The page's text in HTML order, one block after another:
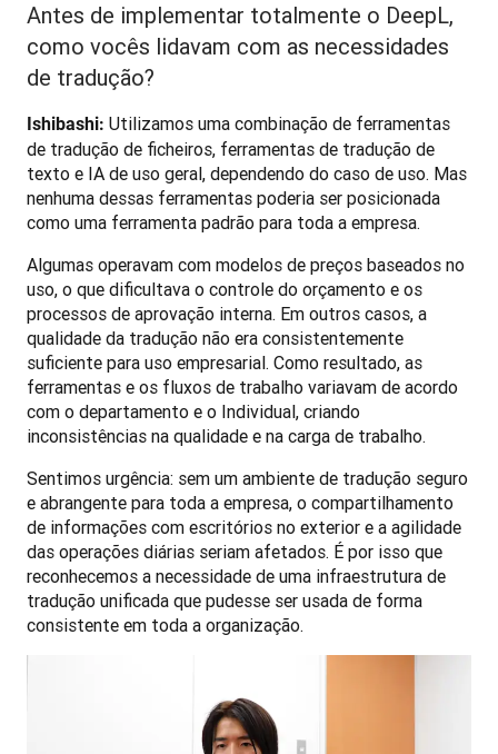
Antes de implementar totalmente o DeepL,
como vocês lidavam com as necessidades
de tradução?
Ishibashi: Utilizamos uma combinação de ferramentas
de tradução de ficheiros, ferramentas de tradução de
texto e IA de uso geral, dependendo do caso de uso. Mas
nenhuma dessas ferramentas poderia ser posicionada
como uma ferramenta padrão para toda a empresa.
Algumas operavam com modelos de preços baseados no
uso, o que dificultava o controle do orçamento e os
processos de aprovação interna. Em outros casos, a
qualidade da tradução não era consistentemente
suficiente para uso empresarial. Como resultado, as
ferramentas e os fluxos de trabalho variavam de acordo
com o departamento e o Individual, criando
inconsistências na qualidade e na carga de trabalho.
Sentimos urgência: sem um ambiente de tradução seguro
e abrangente para toda a empresa, o compartilhamento
de informações com escritórios no exterior e a agilidade
das operações diárias seriam afetados. É por isso que
reconhecemos a necessidade de uma infraestrutura de
tradução unificada que pudesse ser usada de forma
consistente em toda a organização.